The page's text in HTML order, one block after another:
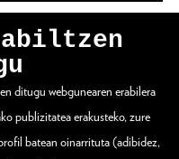
ditugu webgunearen erabilera
publizitatea erakusteko, zure
batean oinarrituta (adibidez,